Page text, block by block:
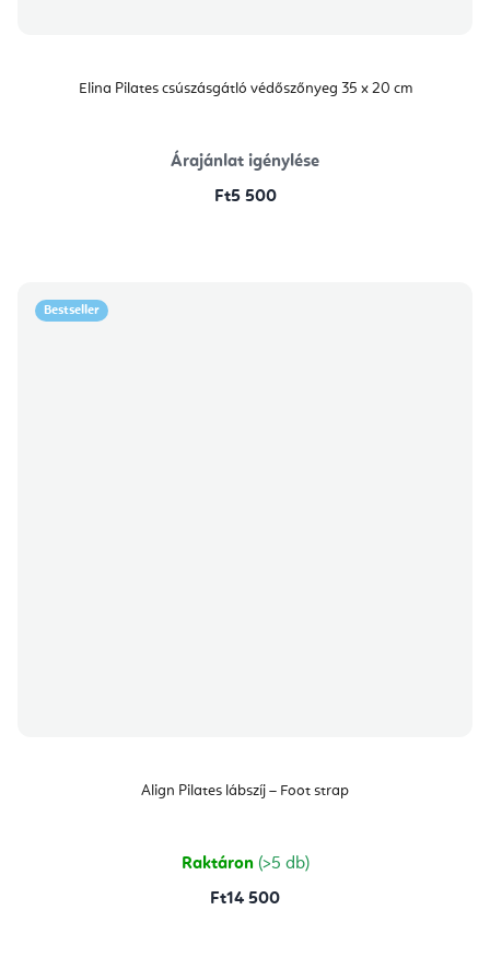
Elina Pilates csúszásgátló védőszőnyeg 35 x 20 cm
Árajánlat igénylése
Ft5 500
Bestseller
Align Pilates lábszíj – Foot strap
Raktáron (>5 db)
Ft14 500